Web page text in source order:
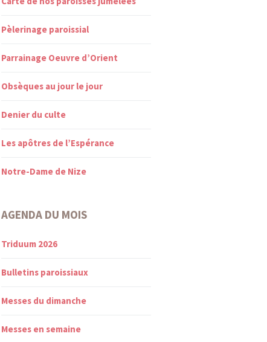
Pèlerinage paroissial
Parrainage Oeuvre d’Orient
Obsèques au jour le jour
Denier du culte
Les apôtres de l’Espérance
Notre-Dame de Nize
AGENDA DU MOIS
Triduum 2026
Bulletins paroissiaux
Messes du dimanche
Messes en semaine